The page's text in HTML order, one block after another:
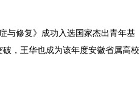
修复》成功入选国家杰出青年基
，王华也成为该年度安徽省属高校